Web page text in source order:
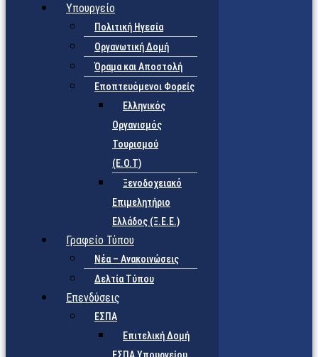
Υπουργείο
Πολιτική Ηγεσία
Οργανωτική Δομή
Όραμα και Αποστολή
Εποπτευόμενοι Φορείς
Eλληνικός
Οργανισμός
Τουρισμού
(Ε.Ο.Τ)
Ξενοδοχειακό
Επιμελητήριο
Ελλάδος (Ξ.Ε.Ε.)
Γραφείο Τύπου
Νέα – Ανακοινώσεις
Δελτία Τύπου
Επενδύσεις
ΕΣΠΑ
Επιτελική Δομή